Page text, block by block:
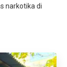
narkotika di